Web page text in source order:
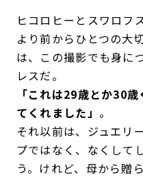
ヒコロヒーとスワロフ
より前からひとつの大
は、この撮影でも身に
レスだ。
「これは29歳とか30
てくれました」 。
それ以前は、ジュエリ
プではなく、なくして
う。けれど、母から贈